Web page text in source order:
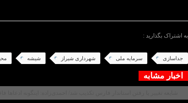
به اشتراک بگذارید :
جداسازی سرمایه ملی شهرداری شیراز شیشه
اخبار مشابه